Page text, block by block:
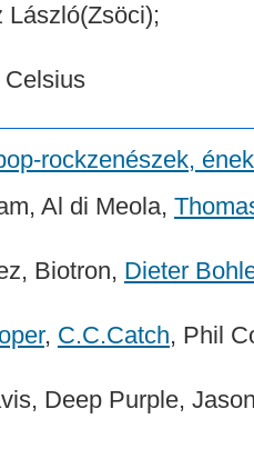
László(Zsöci);
Celsius
rockzenészek,
Al di Meola,
Biotron, Dieter
, C.C.Catch, Phil
Deep Purple,